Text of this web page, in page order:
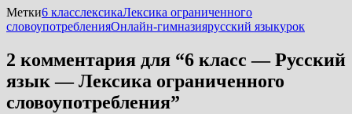
Метки6 класслексикаЛексика ограниченного
словоупотребленияОнлайн-гимназиярусский языкурок
2 комментария для “6 класс — Русский
язык — Лексика ограниченного
словоупотребления”